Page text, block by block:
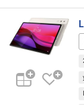
)
е
м
к
о
с